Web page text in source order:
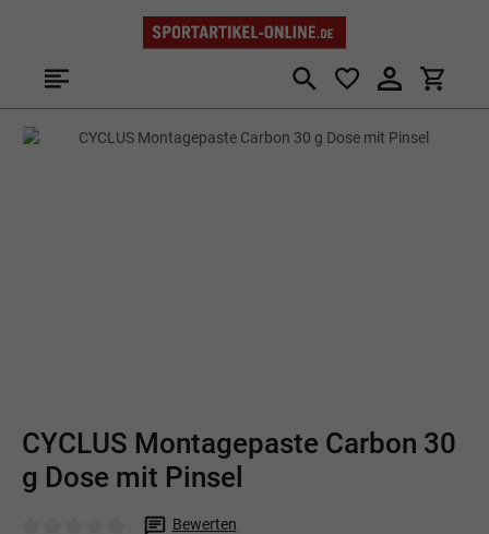
Zum Hauptinhalt springen
Bildergalerie überspringen
CYCLUS Montagepaste Carbon 30
g Dose mit Pinsel
Bewerten